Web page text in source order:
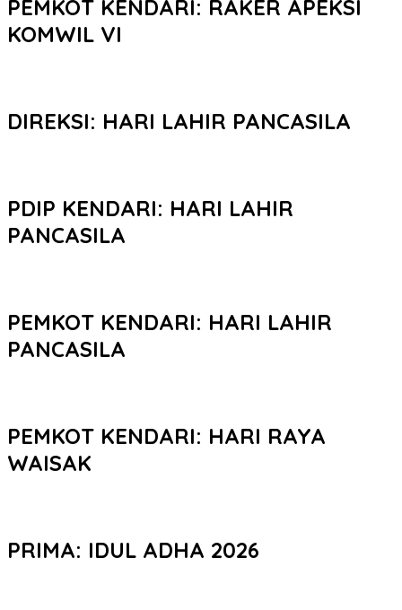
PEMKOT KENDARI: RAKER APEKSI
KOMWIL VI
DIREKSI: HARI LAHIR PANCASILA
PDIP KENDARI: HARI LAHIR
PANCASILA
PEMKOT KENDARI: HARI LAHIR
PANCASILA
PEMKOT KENDARI: HARI RAYA
WAISAK
PRIMA: IDUL ADHA 2026